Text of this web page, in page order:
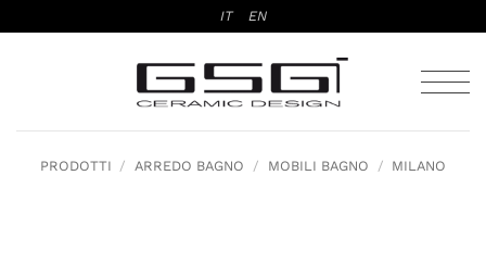
ai
IT EN
PRODOTTI / ARREDO BAGNO / MOBILI BAGNO / MILANO